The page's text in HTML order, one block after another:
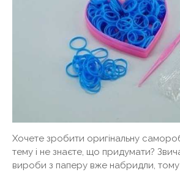
Хочете зробити оригінальну
тему і не знаєте, що придумати?
вироби з паперу вже набридли, тому